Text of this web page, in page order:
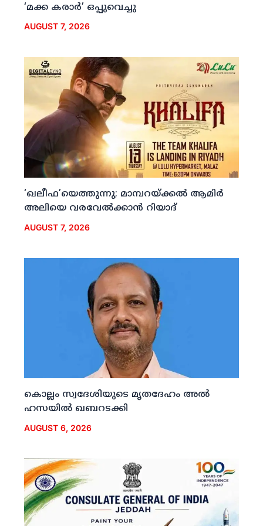
‘മക്ക കരാര്‍’ ഒപ്പുവെച്ചു
AUGUST 7, 2026
‘ഖലീഫ’യെത്തുന്നു; മാമ്പറയ്ക്കല്‍ ആമിര്‍
അലിയെ വരവേല്‍ക്കാന്‍ റിയാദ്
AUGUST 7, 2026
കൊല്ലം സ്വദേശിയുടെ മൃതദേഹം അല്‍
ഹസയില്‍ ഖബറടക്കി
AUGUST 6, 2026